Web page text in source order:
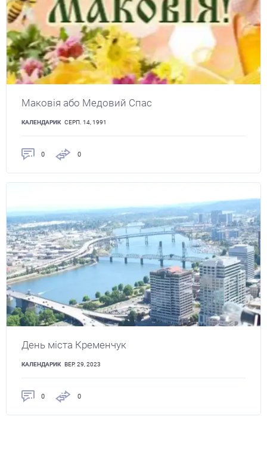
Маковія або Медовий Спас
КАЛЕНДАРИК СЕРП. 14, 1991
0 0
День міста Кременчук
КАЛЕНДАРИК ВЕР. 29, 2023
0 0